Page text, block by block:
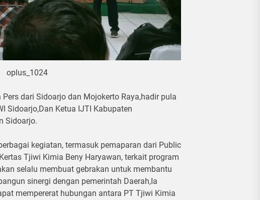
oplus_1024
dari Sidoarjo dan Mojokerto Raya,hadir pula
Sidoarjo,Dan Ketua IJTI Kabupaten
Sidoarjo.
kegiatan, termasuk pemaparan dari Public
Tjiwi Kimia Beny Haryawan, terkait program
selalu membuat gebrakan untuk membantu
sinergi dengan pemerintah Daerah,Ia
mempererat hubungan antara PT Tjiwi Kimia